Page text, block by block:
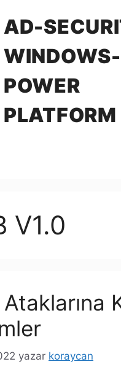
AD-
WINDOWS-
POWER
PLATFORM
V1.0
yazar koraycan